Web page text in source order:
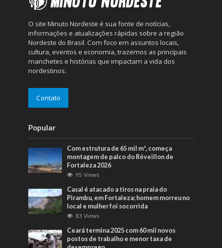
O site Minuto Nordeste é sua fonte de notícias,
informações e atualizações rápidas sobre a região
Nordeste do Brasil. Com foco em assuntos locais,
cultura, eventos e economia, trazemos as principais
manchetes e histórias que impactam a vida dos
nordestinos.
Contato
Popular
Com estrutura de 65 mil m², começa
montagem de palco do Réveillon de
Fortaleza 2026
95 Views
Casal é atacado a tiros na praia do
Pirambu, em Fortaleza; homem morreu no
local e mulher foi socorrida
83 Views
Ceará termina 2025 com 60 mil novos
postos de trabalho e menor taxa de